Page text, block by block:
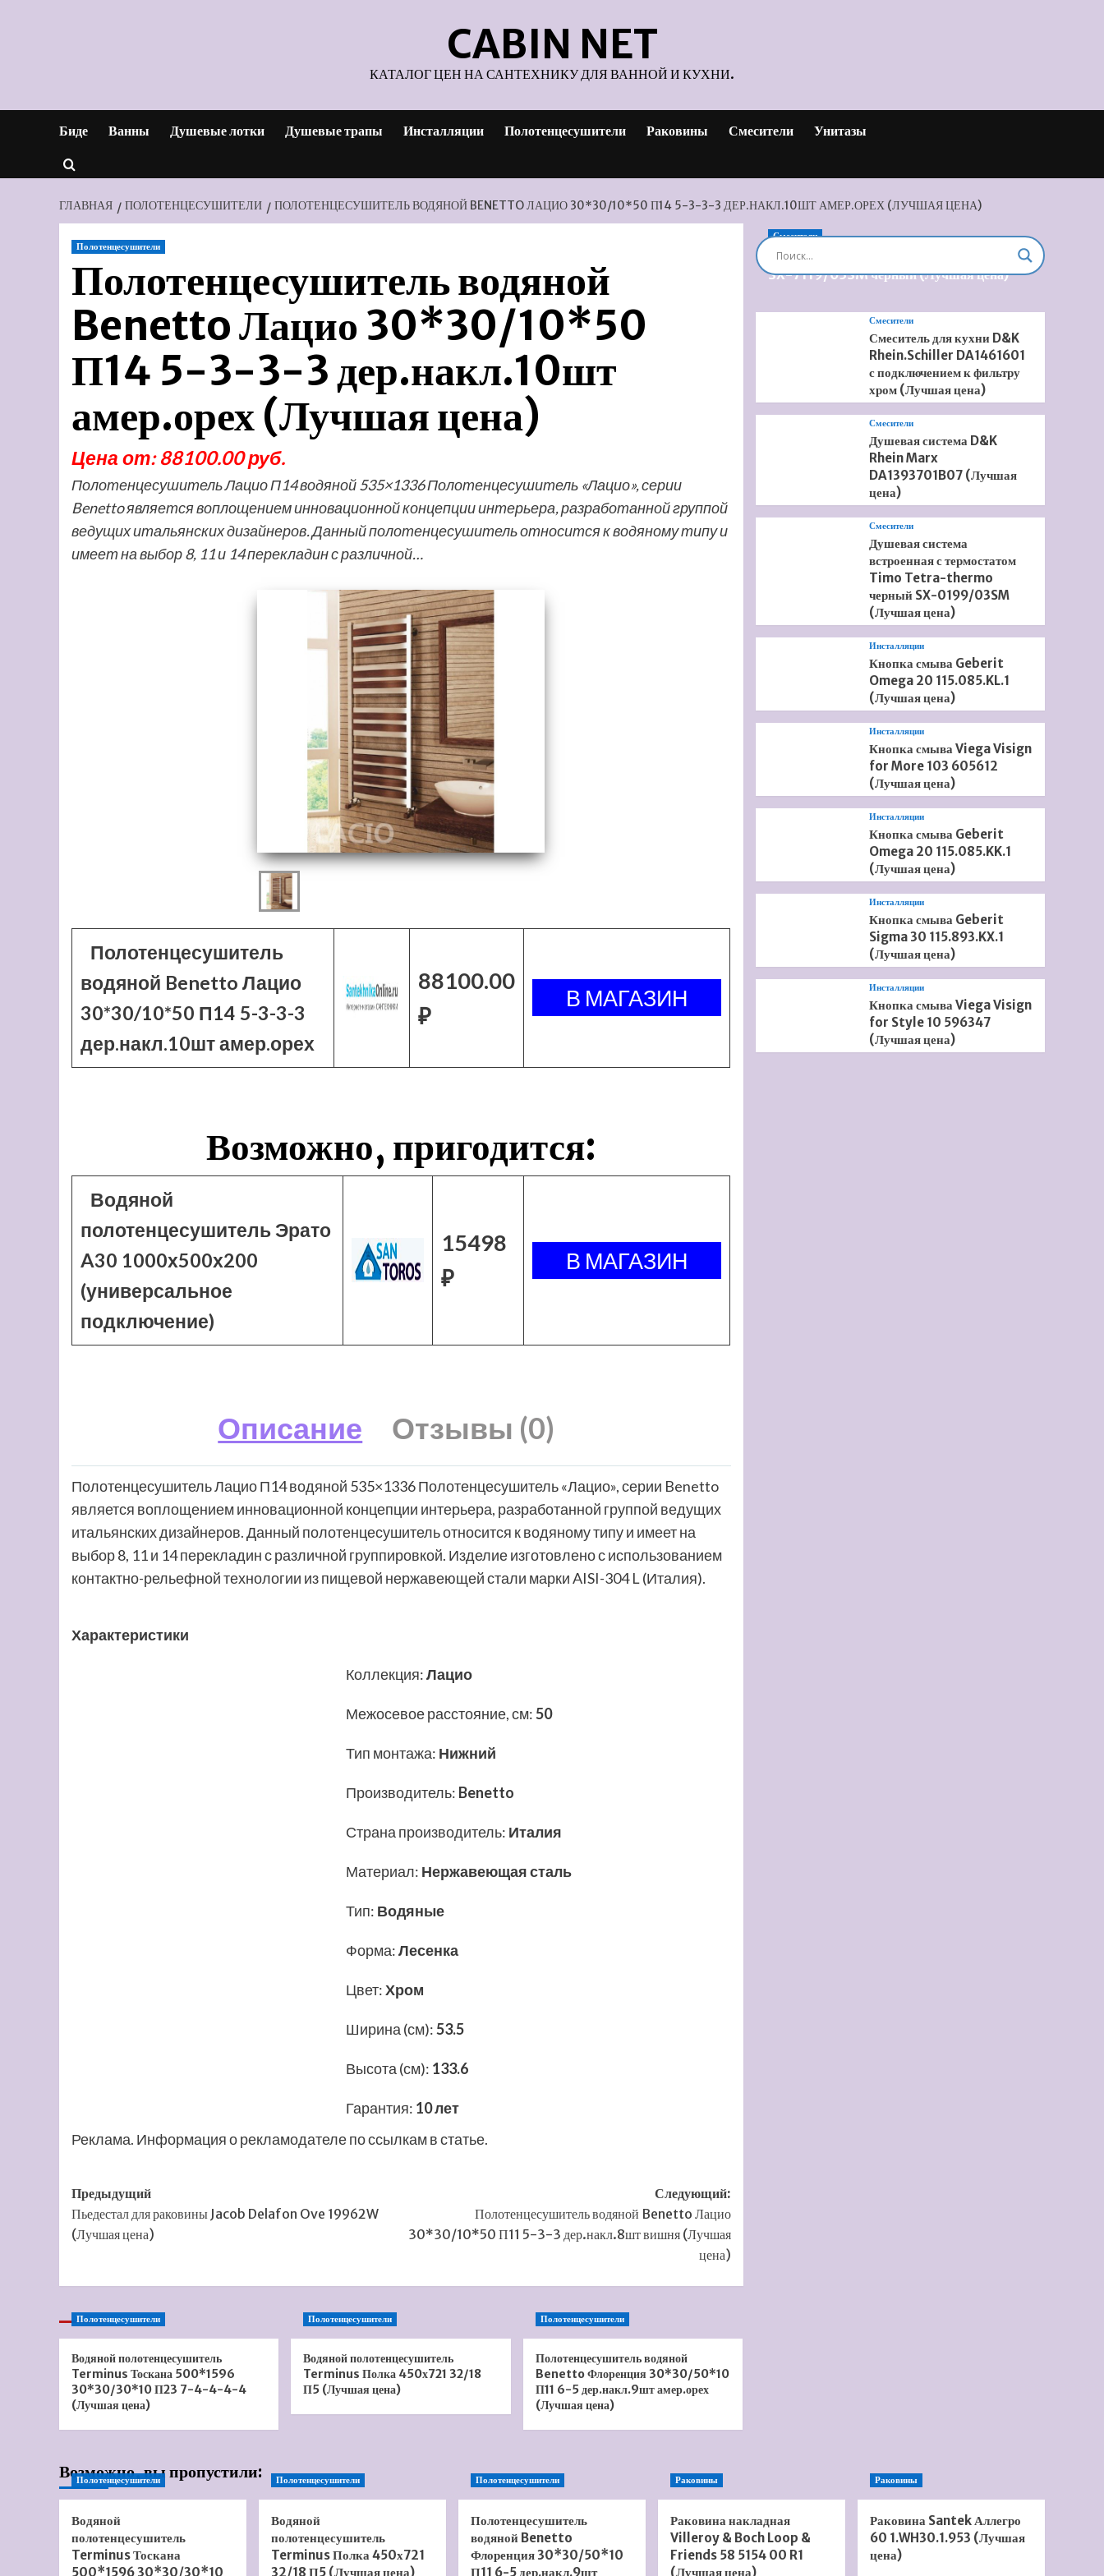
CABIN NET
КАТАЛОГ ЦЕН НА САНТЕХНИКУ ДЛЯ ВАННОЙ И КУХНИ.
Биде Ванны Душевые лотки Душевые трапы Инсталляции Полотенцесушители Раковины Смесители Унитазы
ГЛАВНАЯ ПОЛОТЕНЦЕСУШИТЕЛИ ПОЛОТЕНЦЕСУШИТЕЛЬ ВОДЯНОЙ BENETTO ЛАЦИО 30*30/10*50 П14 5-3-3-3 ДЕР.НАКЛ.10ШТ АМЕР.ОРЕХ (ЛУЧШАЯ ЦЕНА)
Полотенцесушители
Полотенцесушитель водяной
Benetto Лацио 30*30/10*50
П14 5-3-3-3 дер.накл.10шт
амер.орех (Лучшая цена)
Цена от: 88100.00 руб.
Полотенцесушитель Лацио П14 водяной 535×1336 Полотенцесушитель «Лацио», серии
Benetto является воплощением инновационной концепции интерьера, разработанной группой
ведущих итальянских дизайнеров. Данный полотенцесушитель относится к водяному типу и
имеет на выбор 8, 11 и 14 перекладин с различной…
Полотенцесушитель
водяной Benetto Лацио
30*30/10*50 П14 5-3-3-3
дер.накл.10шт амер.орех
88100.00
₽
Возможно, пригодится:
Водяной
полотенцесушитель Эрато
A30 1000х500х200
(универсальное
подключение)
15498
₽
Описание Отзывы (0)
Полотенцесушитель Лацио П14 водяной 535×1336 Полотенцесушитель «Лацио», серии Benetto
является воплощением инновационной концепции интерьера, разработанной группой ведущих
итальянских дизайнеров. Данный полотенцесушитель относится к водяному типу и имеет на
выбор 8, 11 и 14 перекладин с различной группировкой. Изделие изготовлено с использованием
контактно-рельефной технологии из пищевой нержавеющей стали марки AISI-304 L (Италия).
Характеристики
Коллекция:Лацио
Межосевое расстояние, см:50
Тип монтажа: Нижний
Производитель: Benetto
Страна производитель: Италия
Материал: Нержавеющая сталь
Тип: Водяные
Форма:Лесенка
Цвет:Хром
Ширина (см):53.5
Высота (см): 133.6
Гарантия: 10 лет
Реклама. Информация о рекламодателе по ссылкам в статье.
Навигация
записи
Предыдущий
Пьедестал для раковины Jacob Delafon Ove 19962W
(Лучшая цена)
Следующий:
Полотенцесушитель водяной Benetto Лацио
30*30/10*50 П11 5-3-3 дер.накл.8шт вишня (Лучшая
цена)
Полотенцесушители
Водяной полотенцесушитель
Terminus Тоскана 500*1596
30*30/30*10 П23 7-4-4-4-4
(Лучшая цена)
Полотенцесушители
Водяной полотенцесушитель
Terminus Полка 450х721 32/18
П5 (Лучшая цена)
Полотенцесушители
Полотенцесушитель водяной
Benetto Флоренция 30*30/50*10
П11 6-5 дер.накл.9шт амер.орех
(Лучшая цена)
Смесители
Душевая система встроенная Timo Briana
SX-7119/03SM черный (Лучшая цена)
Смесители
Смеситель для кухни D&K
Rhein.Schiller DA1461601
с подключением к фильтру
хром (Лучшая цена)
Смесители
Душевая система D&K
Rhein Marx
DA1393701B07 (Лучшая
цена)
Смесители
Душевая система
встроенная с термостатом
Timo Tetra-thermo
черный SX-0199/03SM
(Лучшая цена)
Инсталляции
Кнопка смыва Geberit
Omega 20 115.085.KL.1
(Лучшая цена)
Инсталляции
Кнопка смыва Viega Visign
for More 103 605612
(Лучшая цена)
Инсталляции
Кнопка смыва Geberit
Omega 20 115.085.KK.1
(Лучшая цена)
Инсталляции
Кнопка смыва Geberit
Sigma 30 115.893.KX.1
(Лучшая цена)
Инсталляции
Кнопка смыва Viega Visign
for Style 10 596347
(Лучшая цена)
Возможно, вы пропустили:
Полотенцесушители
Водяной
полотенцесушитель
Terminus Тоскана
500*1596 30*30/30*10
Полотенцесушители
Водяной
полотенцесушитель
Terminus Полка 450х721
32/18 П5 (Лучшая цена)
Полотенцесушители
Полотенцесушитель
водяной Benetto
Флоренция 30*30/50*10
П11 6-5 дер.накл.9шт
Раковины
Раковина накладная
Villeroy & Boch Loop &
Friends 58 5154 00 R1
(Лучшая цена)
Раковины
Раковина Santek Аллегро
60 1.WH30.1.953 (Лучшая
цена)